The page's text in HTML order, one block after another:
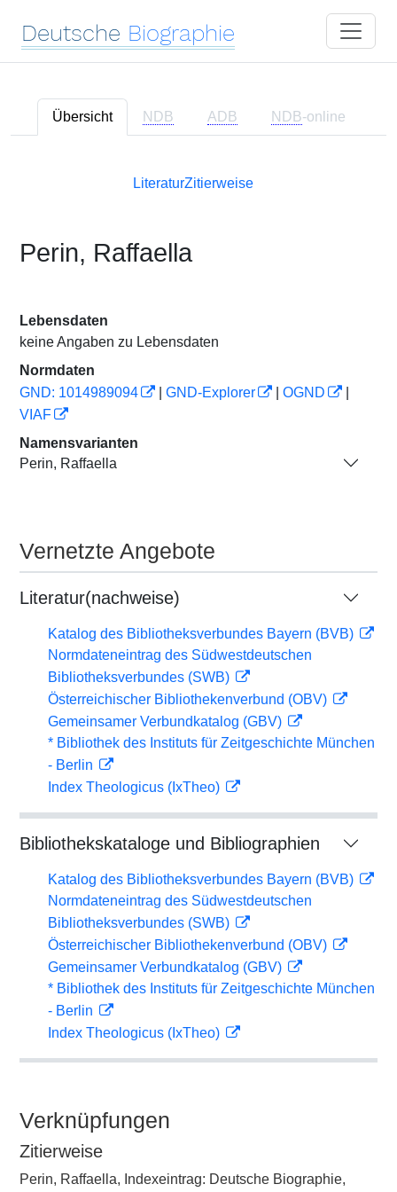
Deutsche Biographie
Übersicht NDB ADB NDB-online
LiteraturZitierweise
Perin, Raffaella
Lebensdaten
keine Angaben zu Lebensdaten
Normdaten
GND: 1014989094
GND-Explorer OGND
VIAF
Namensvarianten
Perin, Raffaella
Vernetzte Angebote
Literatur(nachweise)
Katalog des Bibliotheksverbundes Bayern (BVB)
Normdateneintrag des Südwestdeutschen
Bibliotheksverbundes (SWB)
Österreichischer Bibliothekenverbund (OBV)
Gemeinsamer Verbundkatalog (GBV)
* Bibliothek des Instituts für Zeitgeschichte München
- Berlin
Index Theologicus (IxTheo)
Bibliothekskataloge und Bibliographien
Katalog des Bibliotheksverbundes Bayern (BVB)
Normdateneintrag des Südwestdeutschen
Bibliotheksverbundes (SWB)
Österreichischer Bibliothekenverbund (OBV)
Gemeinsamer Verbundkatalog (GBV)
* Bibliothek des Instituts für Zeitgeschichte München
- Berlin
Index Theologicus (IxTheo)
Verknüpfungen
Zitierweise
Perin, Raffaella, Indexeintrag: Deutsche Biographie,